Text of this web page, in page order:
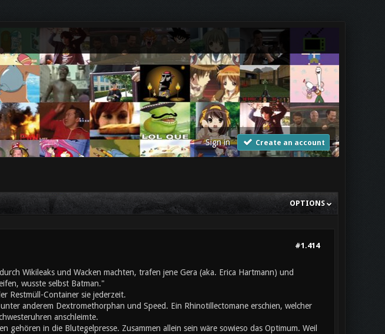
Sign in Create an account
OPTIONS
#1.414
Wikileaks und Wacken machten, trafen jene Gera (aka. Erica Hartmann) und
wusste selbst Batman."
Restmüll-Container sie jederzeit.
anderem Dextromethorphan und Speed. Ein Rhinotillectomane erschien, welcher
anschleimte.
gehören in die Blutegelpresse. Zusammen allein sein wäre sowieso das Optimum. Weil